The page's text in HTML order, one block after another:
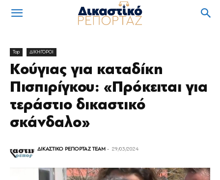
Top ΔΙΚΗΓΟΡΟΙ
Κούγιας για καταδίκη
Πισπιρίγκου: «Πρόκειται για
τεράστιο δικαστικό
σκάνδαλο»
ΔΙΚΑΣΤΙΚΟ ΡΕΠΟΡΤΑΖ TEAM - 29/03/2024